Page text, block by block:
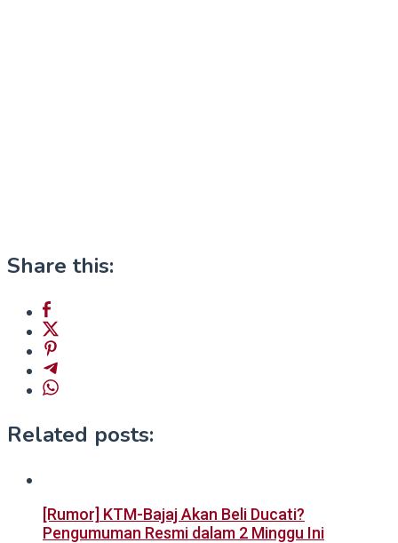
Share this:
Related posts:
[Rumor] KTM-Bajaj Akan Beli Ducati?
Pengumuman Resmi dalam 2 Minggu Ini